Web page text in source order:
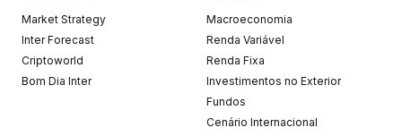
Market Strategy
Inter Forecast
Criptoworld
Bom Dia Inter
Macroeconomia
Renda Variável
Renda Fixa
Investimentos no Exterior
Fundos
Cenário Internacional